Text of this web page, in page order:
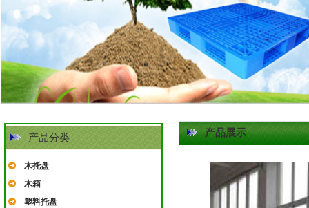
产品分类
木托盘
木箱
塑料托盘
产品展示